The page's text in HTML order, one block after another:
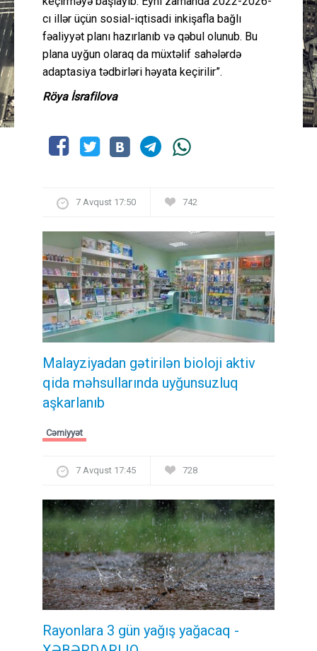
cı illər üçün sosial-iqtisadi inkişafla bağlı
fəaliyyət planı hazırlanıb və qəbul olunub. Bu
plana uyğun olaraq da müxtəlif sahələrdə
adaptasiya tədbirləri həyata keçirilir”.
Röya İsrafilova
7 Avqust 17:50 742
Malayziyadan gətirilən bioloji aktiv
qida məhsullarında uyğunsuzluq
aşkarlanıb
Cəmiyyət
7 Avqust 17:45 728
Rayonlara 3 gün yağış yağacaq -